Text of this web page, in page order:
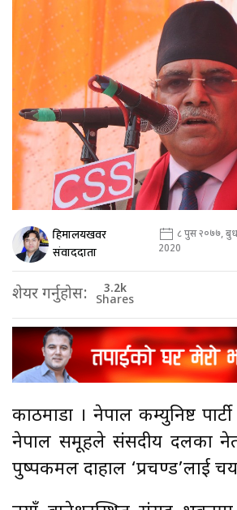
हिमालयखवर
संवाददाता
८ पुस २०७७,
2020
शेयर गर्नुहोस: 3.2k
Shares
काठमाडौँ । नेपाल कम्युनिष्ट
नेपाल समूहले संसदीय दलका
पुष्पकमल दाहाल ‘प्रचण्ड’लाई